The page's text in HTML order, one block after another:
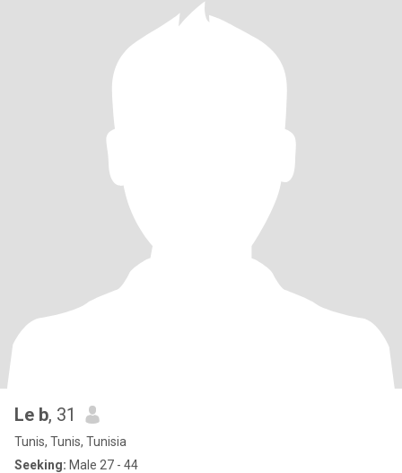
Le b, 31
Tunis, Tunis, Tunisia
Seeking: Male 27 - 44